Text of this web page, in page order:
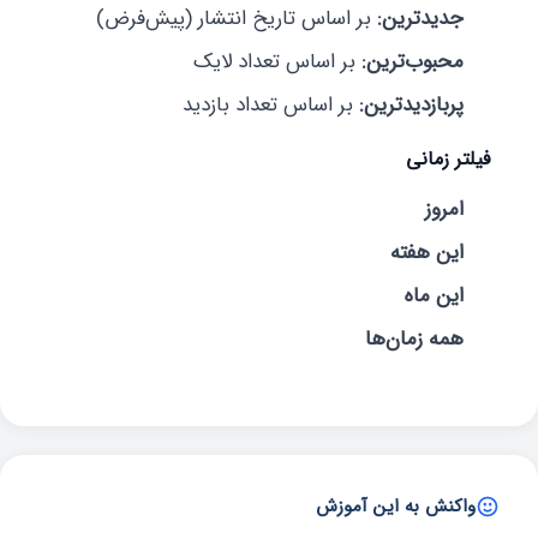
جدیدترین: بر اساس تاریخ انتشار (پیش‌فرض)
محبوب‌ترین: بر اساس تعداد لایک
پربازدیدترین: بر اساس تعداد بازدید
فیلتر زمانی
امروز
این هفته
این ماه
همه زمان‌ها
واکنش به این آموزش